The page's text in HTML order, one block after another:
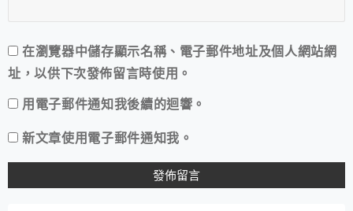
在瀏覽器中儲存顯示名稱、電子郵件地址及個人網站網
址，以供下次發佈留言時使用。
用電子郵件通知我後續的迴響。
新文章使用電子郵件通知我。